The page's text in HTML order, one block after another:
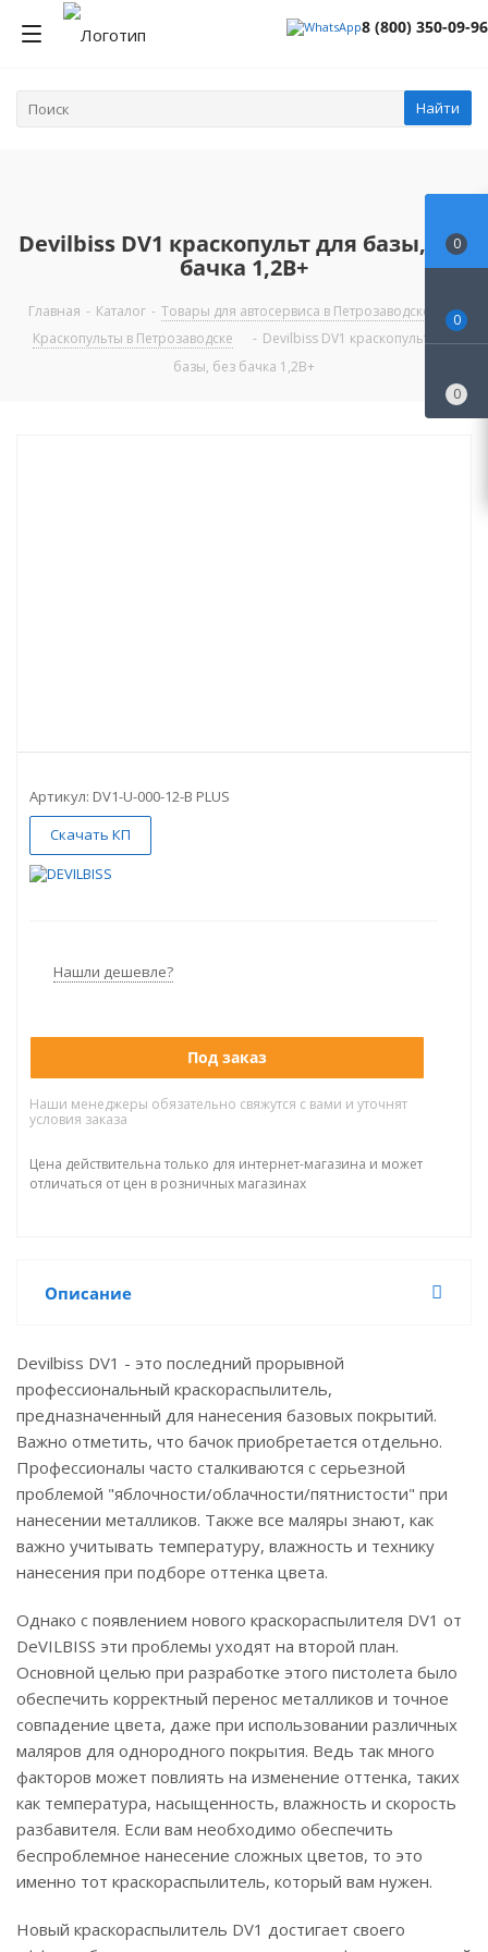
8 (800) 350-09-96
Найти
Devilbiss DV1 краскопульт для базы, без
бачка 1,2B+
Главная - Каталог - Товары для автосервиса в Петрозаводске
-
Краскопульты в Петрозаводске
- Devilbiss DV1 краскопульт для
базы, без бачка 1,2B+
Артикул: DV1-U-000-12-B PLUS
Скачать КП
Нашли дешевле?
Под заказ
Наши менеджеры обязательно свяжутся с вами и уточнят
условия заказа
Цена действительна только для интернет-магазина и может
отличаться от цен в розничных магазинах
Описание
Devilbiss DV1 - это последний прорывной
профессиональный краскораспылитель,
предназначенный для нанесения базовых покрытий.
Важно отметить, что бачок приобретается отдельно.
Профессионалы часто сталкиваются с серьезной
проблемой "яблочности/облачности/пятнистости" при
нанесении металликов. Также все маляры знают, как
важно учитывать температуру, влажность и технику
нанесения при подборе оттенка цвета.
Однако с появлением нового краскораспылителя DV1 от
DeVILBISS эти проблемы уходят на второй план.
Основной целью при разработке этого пистолета было
обеспечить корректный перенос металликов и точное
совпадение цвета, даже при использовании различных
маляров для однородного покрытия. Ведь так много
факторов может повлиять на изменение оттенка, таких
как температура, насыщенность, влажность и скорость
разбавителя. Если вам необходимо обеспечить
беспроблемное нанесение сложных цветов, то это
именно тот краскораспылитель, который вам нужен.
Новый краскораспылитель DV1 достигает своего
0
0
0